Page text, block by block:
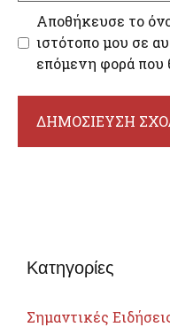
Αποθήκευσε το
ιστότοπο μου σε
επόμενη φορά που
Κατηγορίες
Σημαντικές